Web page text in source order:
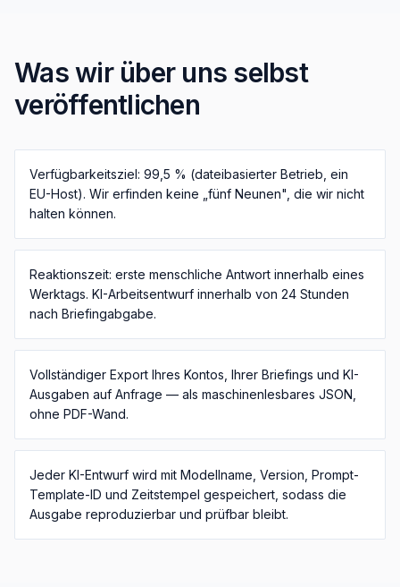
Was wir über uns selbst
veröffentlichen
Verfügbarkeitsziel: 99,5 % (dateibasierter Betrieb, ein
EU-Host). Wir erfinden keine „fünf Neunen", die wir nicht
halten können.
Reaktionszeit: erste menschliche Antwort innerhalb eines
Werktags. KI-Arbeitsentwurf innerhalb von 24 Stunden
nach Briefingabgabe.
Vollständiger Export Ihres Kontos, Ihrer Briefings und KI-
Ausgaben auf Anfrage — als maschinenlesbares JSON,
ohne PDF-Wand.
Jeder KI-Entwurf wird mit Modellname, Version, Prompt-
Template-ID und Zeitstempel gespeichert, sodass die
Ausgabe reproduzierbar und prüfbar bleibt.